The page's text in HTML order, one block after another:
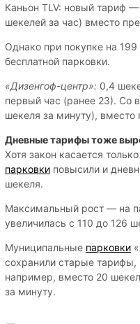
Каньон TLV: новый тариф
шекелей за час) вместо
Однако при покупке на 199
бесплатной парковки.
«Дизенгоф-центр»: 0,4
первый час (ранее 23). Со
шекеля за минуту), вместо
Дневные тарифы тоже
Хотя закон касается
парковки повысили и
шекеля.
Максимальный рост — на
увеличилась с 110 до 126
Муниципальные парковки
сохранили старые тарифы,
например, вместо 20
за минуту.